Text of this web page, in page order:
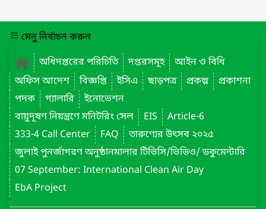
মেনু নির্বাচন করুন
অধিদপ্তরের পরিচিতি
দপ্তরসমূহ
আইন ও বিধি
অফিস আদেশ
বিজ্ঞপ্তি ইসিএ ছাড়পত্র প্রকল্প
প্রকাশনা
পদক
গ্যালারি
ইনোভেশন
বায়ুদূষণ নিয়ন্ত্রণে মনিটরিং সেল
EIS
Article-6
333-4 Call Center
FAQ
তারুণ্যের উৎসব ২০২৫
জুলাই পুনর্জাগরণ অনুষ্ঠানমালার টিভিসি/ভিডিও/ ডকুমেন্টারি
07 September: International Clean Air Day
EbA Project